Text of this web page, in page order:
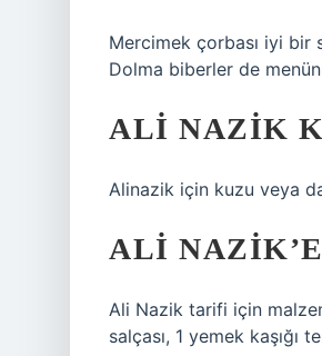
Mercimek çorbası iyi bir
Dolma biberler de
ALI NAZIK
Alinazik için kuzu veya
ALI
Ali Nazik tarifi için
salçası, 1 yemek kaşığı